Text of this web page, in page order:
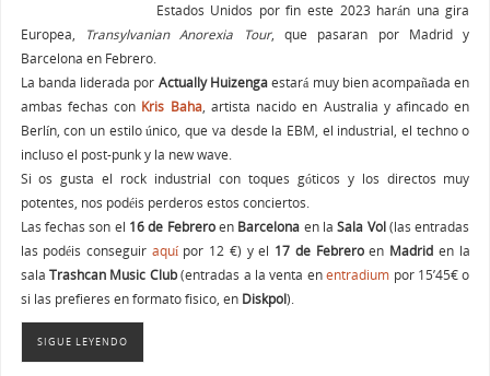
Estados Unidos por fin este 2023 harán una gira
Europea,
Transylvanian Anorexia Tour, que pasaran por Madrid y
Barcelona en Febrero.
La banda liderada por Actually Huizengaestará muy bien acompañada en
ambas fechas con Kris Baha, artista nacido en Australia y afincado en
Berlín, con un estilo único, que va desde la EBM, el industrial, el techno o
incluso el post-punk y la new wave.
Si os gusta el rock industrial con toques góticos y los directos muy
potentes, nos podéis perderos estos conciertos.
Las fechas son el 16 de Febreroen Barcelona en laSala Vol(las entradas
las podéis conseguir aquípor 12 €) y el 17 de Febreroen Madrid en la
sala Trashcan Music Club(entradas a la venta enentradium por 15’45€ o
si las prefieres en formato fisico, en Diskpol).
SIGUE LEYENDO